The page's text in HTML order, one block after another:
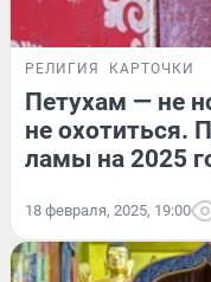
РЕЛИГИЯ КАРТОЧКИ
Петухам — не
не охотиться.
ламы на 2025
18 февраля, 2025, 19:00